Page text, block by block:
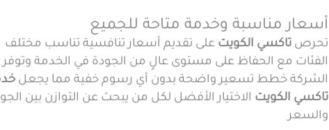
أسعار مناسبة وخدمة متاحة للجميع
تحرص تاكسي الكويت على تقديم أسعار تنافسية تناسب مختلف
الفئات مع الحفاظ على مستوى عالٍ من الجودة في الخدمة وتوفر
الشركة خطط تسعير واضحة بدون أي رسوم خفية مما يجعل
تاكسي الكويت الاختيار الأفضل لكل من يبحث عن التوازن بين
والسعر